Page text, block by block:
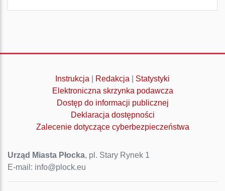
Instrukcja Redakcja
Statystyki
Elektroniczna skrzynka podawcza
Dostęp do informacji publicznej
Deklaracja dostępności
Zalecenie dotyczące cyberbezpieczeństwa
Urząd Miasta Płocka, pl. Stary Rynek 1
E-mail: info@plock.eu